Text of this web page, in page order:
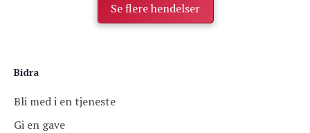
Se flere hendelser
Bidra
Bli med i en tjeneste
Gi en gave